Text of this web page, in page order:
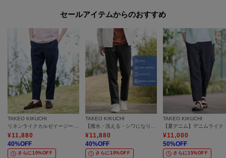
セールアイテムからのおすすめ
TAKEO KIKUCHI
リネンライクカルゼイージーパンツ
¥11,880
40%OFF
さらに10%OFF
TAKEO KIKUCHI
【撥水・洗える・シワになりにくい】 リランチェ（R） イージーパンツ
¥11,880
40%OFF
さらに10%OFF
TAKEO KIKUCHI
【夏
¥11,000
50%OFF
さらに15%OFF